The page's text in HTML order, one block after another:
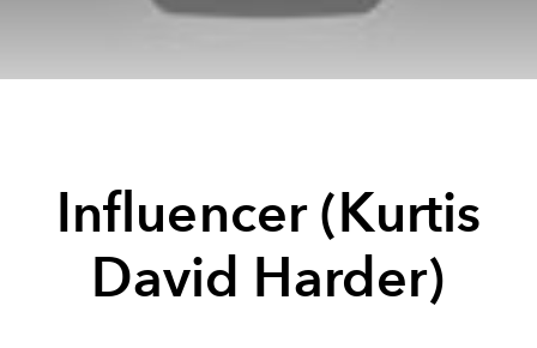
Influencer (Kurtis
David Harder)